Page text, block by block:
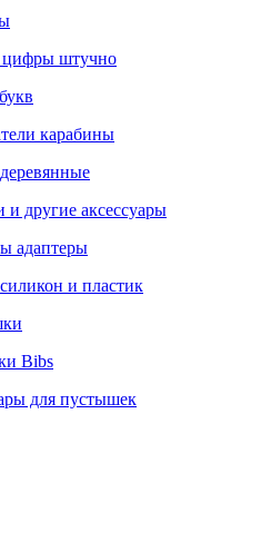
штучно
карабины
и другие аксессуары
адаптеры
и пластик
Bibs
для пустышек